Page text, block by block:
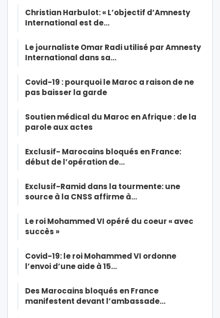
Christian Harbulot: « L’objectif d’Amnesty
International est de…
Le journaliste Omar Radi utilisé par Amnesty
International dans sa…
Covid-19 : pourquoi le Maroc a raison de ne
pas baisser la garde
Soutien médical du Maroc en Afrique : de la
parole aux actes
Exclusif- Marocains bloqués en France:
début de l’opération de…
Exclusif-Ramid dans la tourmente: une
source à la CNSS affirme à…
Le roi Mohammed VI opéré du coeur « avec
succès »
Covid-19: le roi Mohammed VI ordonne
l’envoi d’une aide à 15…
Des Marocains bloqués en France
manifestent devant l’ambassade…